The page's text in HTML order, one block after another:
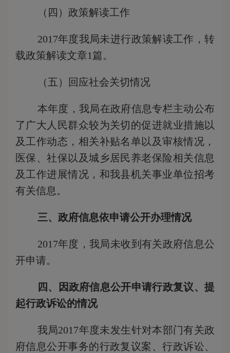
（四）政策解读工作
2017年度我局未进行政策解读工作，转
载政策解读文章1篇。
（五）回应社会关切情况
本年度，我局在政府信息专栏主动公布
了广大人民群众较为关切的促进就业措施以
及工作动态，相关补贴名单以及审核情况，
医保、社保以及城乡居民养老保险相关信息
及工作进展情况，和我县机关事业单位招考
有关信息。
三、政府信息依申请公开办理情况
2017年度，我局未收到有关政府信息公
开申请。
四 、因政府信息公开申请行政复议、提
起行政诉讼的情况
我局2017年度未发生针对本部门有关政
府信息公开事务的行政复议案、行政诉讼、